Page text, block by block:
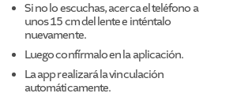
Si no lo escuchas, acerca el teléfono a
unos 15 cm del lente e inténtalo
nuevamente.
Luego confírmalo en la aplicación.
La app realizará la vinculación
automáticamente.